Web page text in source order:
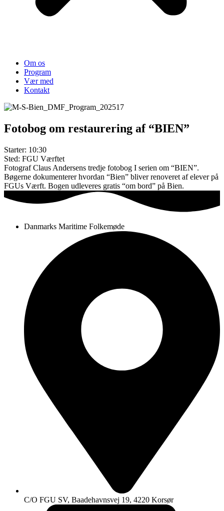
Om os
Program
Vær med
Kontakt
Fotobog om restaurering af “BIEN”
Starter: 10:30
Sted: FGU Værftet
Fotograf Claus Andersens tredje fotobog I serien om “BIEN”.
Bøgerne dokumenterer hvordan “Bien” bliver renoveret af elever på
FGUs Værft. Bogen udleveres gratis “om bord” på Bien.
Danmarks Maritime Folkemøde
C/O FGU SV, Baadehavnsvej 19, 4220 Korsør